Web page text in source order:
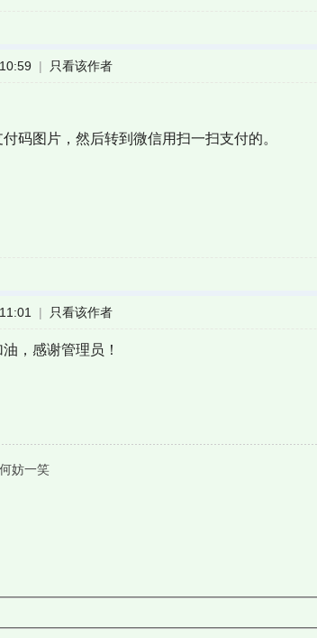
| 只看该作者
码图片，然后转到微信用扫一扫支付的。
| 只看该作者
，感谢管理员！
妨一笑